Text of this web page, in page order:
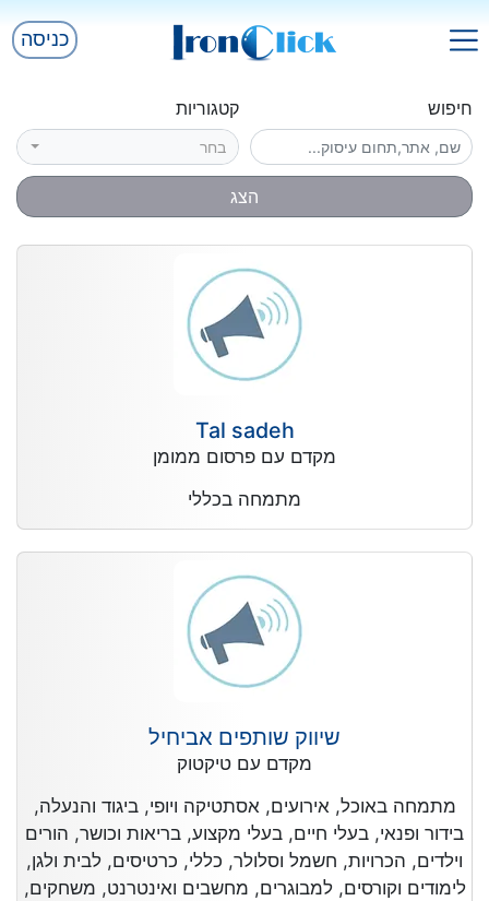
כניסה
חיפוש קטגוריות
בחר
הצג
Tal sadeh
מקדם עם פרסום ממומן
מתמחה בכללי
שיווק שותפים אביחיל
מקדם עם טיקטוק
מתמחה באוכל, אירועים, אסתטיקה ויופי, ביגוד והנעלה,
בידור ופנאי, בעלי חיים, בעלי מקצוע, בריאות וכושר, הורים
וילדים, הכרויות, חשמל וסלולר, כללי, כרטיסים, לבית ולגן,
לימודים וקורסים, למבוגרים, מחשבים ואינטרנט, משחקים,